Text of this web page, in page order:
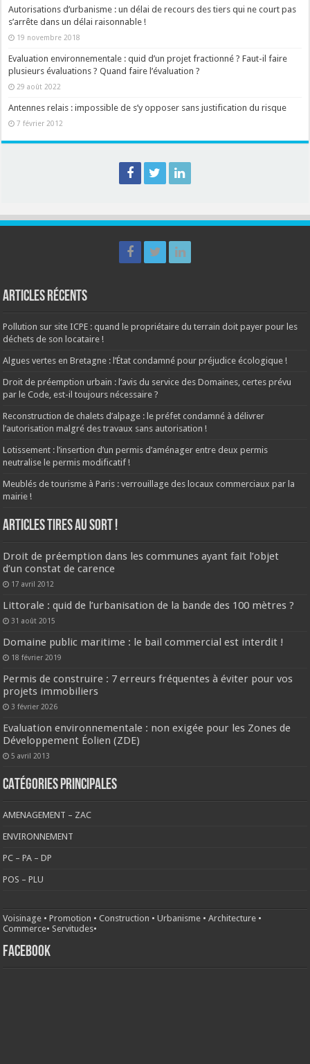
Autorisations d’urbanisme : un délai de recours des tiers qui ne court pas
s’arrête dans un délai raisonnable !
19 novembre 2018
Evaluation environnementale : quid d’un projet fractionné ? Faut-il faire
plusieurs évaluations ? Quand faire l’évaluation ?
29 août 2022
Antennes relais : impossible de s’y opposer sans justification du risque
7 février 2012
Articles récents
Pollution sur site ICPE : quand le propriétaire du terrain doit payer pour les
déchets de son locataire !
Algues vertes en Bretagne : l’État condamné pour préjudice écologique !
Droit de préemption urbain : l’avis du service des Domaines, certes prévu
par le Code, est-il toujours nécessaire ?
Reconstruction de chalets d’alpage : le préfet condamné à délivrer
l’autorisation malgré des travaux sans autorisation !
Lotissement : l’insertion d’un permis d’aménager entre deux permis
neutralise le permis modificatif !
Meublés de tourisme à Paris : verrouillage des locaux commerciaux par la
mairie !
ARTICLES TIRES AU SORT !
Droit de préemption dans les communes ayant fait l’objet
d’un constat de carence
17 avril 2012
Littorale : quid de l’urbanisation de la bande des 100 mètres ?
31 août 2015
Domaine public maritime : le bail commercial est interdit !
18 février 2019
Permis de construire : 7 erreurs fréquentes à éviter pour vos
projets immobiliers
3 février 2026
Evaluation environnementale : non exigée pour les Zones de
Développement Éolien (ZDE)
5 avril 2013
CATÉGORIES PRINCIPALES
AMENAGEMENT – ZAC
ENVIRONNEMENT
PC – PA – DP
POS – PLU
Voisinage •Promotion •Construction •Urbanisme •Architecture •
Commerce• Servitudes•
FACEBOOK